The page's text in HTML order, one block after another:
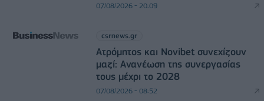
07/08/2026 - 20:09
csrnews.gr
Ατρόμητος και Novibet συνεχίζουν
μαζί: Ανανέωση της συνεργασίας
τους μέχρι το 2028
07/08/2026 - 08:52